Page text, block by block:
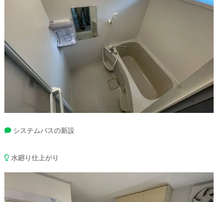
システムバスの新設
水廻り仕上がり